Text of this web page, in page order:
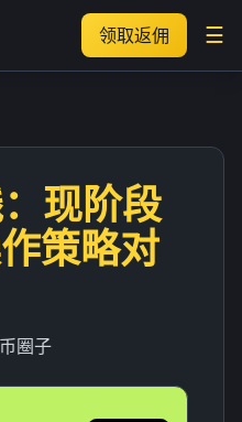
领取返佣 ☰
现阶段
策略对
币圈子